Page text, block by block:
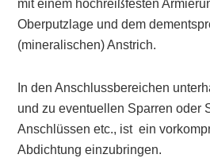
mit einem hochreißfesten
Oberputzlage und dem
(mineralischen) Anstrich.
In den Anschlussbereichen
und zu eventuellen Sparren oder
Anschlüssen etc., ist ein
Abdichtung einzubringen.